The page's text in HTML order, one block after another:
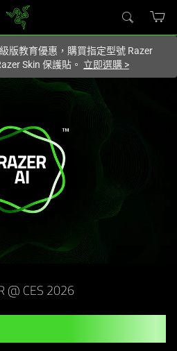
網站.
版教育優惠，購買指定型號 Razer
Skin 保護貼。 立即選購 >
@ CES 2026
未來